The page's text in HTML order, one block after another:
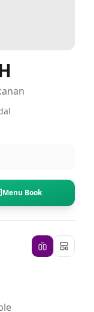
Menu Book